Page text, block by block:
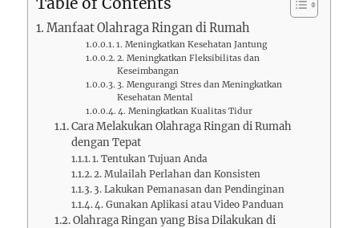
Manfaat Olahraga Ringan di Rumah
1. Meningkatkan Kesehatan Jantung
2. Meningkatkan Fleksibilitas dan
Keseimbangan
3. Mengurangi Stres dan Meningkatkan
Kesehatan Mental
4. Meningkatkan Kualitas Tidur
Cara Melakukan Olahraga Ringan di Rumah
dengan Tepat
1. Tentukan Tujuan Anda
2. Mulailah Perlahan dan Konsisten
3. Lakukan Pemanasan dan Pendinginan
4. Gunakan Aplikasi atau Video Panduan
Olahraga Ringan yang Bisa Dilakukan di